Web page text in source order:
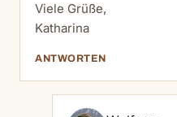
Viele Grüße,
Katharina
ANTWORTEN